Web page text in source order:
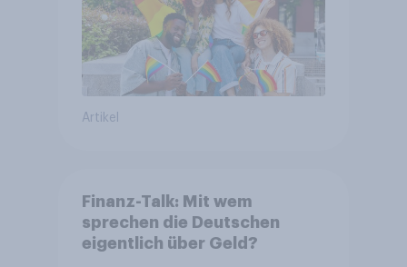
Artikel
Finanz-Talk: Mit wem
sprechen die Deutschen
eigentlich über Geld?